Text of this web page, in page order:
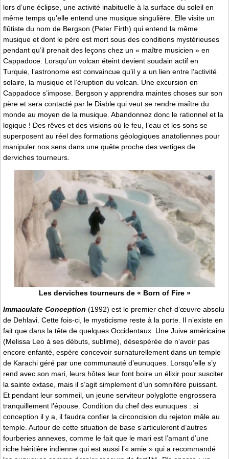
lors d’une éclipse, une activité inabituelle à la surface du soleil en
même temps qu’elle entend une musique singulière. Elle visite un
flûtiste du nom de Bergson (Peter Firth) qui entend la même
musique et dont le père est mort sous des conditions mystérieuses
pendant qu’il prenait des leçons chez un « maître musicien » en
Cappadoce. Lorsqu’un volcan éteint devient soudain actif en
Turquie, l’astronome est convaincue qu’il y a un lien entre l’activité
solaire, la musique et l’éruption du volcan. Une excursion en
Cappadoce s’impose. Bergson y apprendra maintes choses sur son
père et sera contacté par le Diable qui veut se rendre maître du
monde au moyen de la musique. Abandonnez donc le rationnel et la
logique ! Des rêves et des visions où le feu, l’eau et les sons se
superposent au réel des formations géologiques anatoliennes pour
manipuler nos sens dans une quête proche des vertiges de
derviches tourneurs.
Les derviches tourneurs de « Born of Fire »
Immaculate Conception (1992) est le premier chef-d’œuvre absolu
de Dehlavi. Cette fois-ci, le mysticisme reste à la porte. Il n’existe en
fait que dans la tête de quelques Occidentaux. Une Juive américaine
(Melissa Leo à ses débuts, sublime), désespérée de n’avoir pas
encore enfanté, espère concevoir surnaturellement dans un temple
de Karachi géré par une communauté d’eunuques. Lorsqu’elle s’y
rend avec son mari, leurs hôtes leur font boire un élixir pour susciter
la sainte extase, mais il s’agit simplement d’un somnifère puissant.
Et pendant leur sommeil, un jeune serviteur polyglotte engrossera
tranquillement l’épouse. Condition du chef des eunuques : si
conception il y a, il faudra confier la circoncision du rejeton mâle au
temple. Autour de cette situation de base s’articuleront d’autres
fourberies annexes, comme le fait que le mari est l’amant d’une
riche héritière indienne qui est aussi l’« amie » qui a recommandé